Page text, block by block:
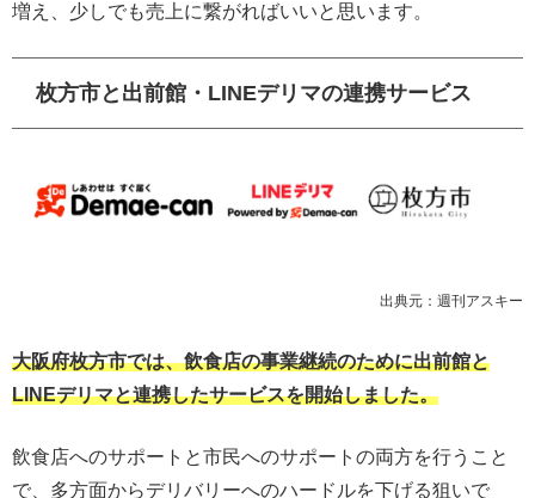
増え、少しでも売上に繋がればいいと思います。
枚方市と出前館・LINEデリマの連携サービス
出典元：週刊アスキー
大阪府枚方市では、飲食店の事業継続のために出前館と
LINEデリマと連携したサービスを開始しました。
飲食店へのサポートと市民へのサポートの両方を行うこと
で、多方面からデリバリーへのハードルを下げる狙いで